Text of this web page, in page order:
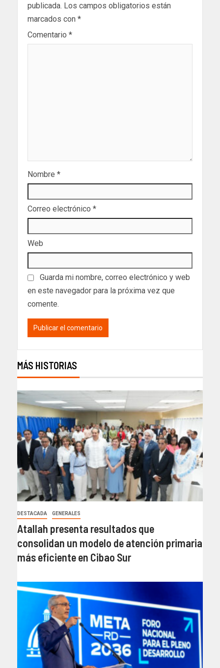
publicada. Los campos obligatorios están
marcados con *
Comentario *
Nombre *
Correo electrónico *
Web
Guarda mi nombre, correo electrónico y web
en este navegador para la próxima vez que
comente.
MÁS HISTORIAS
DESTACADA GENERALES
Atallah presenta resultados que
consolidan un modelo de atención primaria
más eficiente en Cibao Sur